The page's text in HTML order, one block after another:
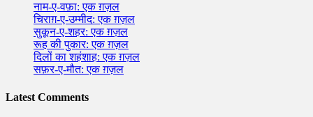
नाम-ए-वफ़ा: एक ग़ज़ल
चिराग़-ए-उम्मीद: एक ग़ज़ल
सुकून-ए-शहर: एक ग़ज़ल
रूह की पुकार: एक ग़ज़ल
दिलों का शहंशाह: एक ग़ज़ल
सफ़र-ए-मौत: एक ग़ज़ल
Latest Comments